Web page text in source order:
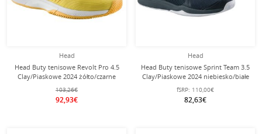
Head
Head Buty tenisowe Revolt Pro 4.5
Clay/Piaskowe 2024 żółto/czarne
Męskie
103,26€
92,93€
Head
Head Buty tenisowe Sprint Team 3.5
Clay/Piaskowe 2024 niebiesko/białe
męskie
fSRP: 110,00€
82,63€